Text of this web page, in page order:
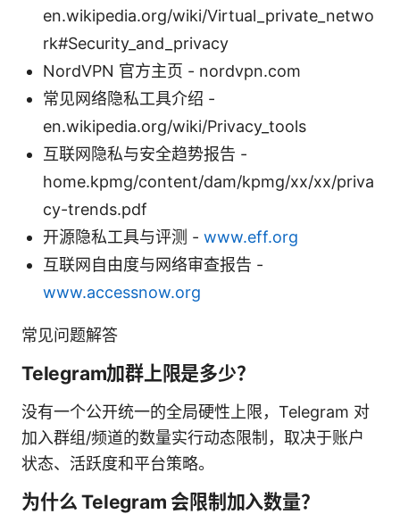
en.wikipedia.org/wiki/Virtual_private_netwo
rk#Security_and_privacy
NordVPN 官方主页 - nordvpn.com
常见网络隐私工具介绍 -
en.wikipedia.org/wiki/Privacy_tools
互联网隐私与安全趋势报告 -
home.kpmg/content/dam/kpmg/xx/xx/priva
cy-trends.pdf
开源隐私工具与评测 - www.eff.org
互联网自由度与网络审查报告 -
www.accessnow.org
常见问题解答
Telegram加群上限是多少？
没有一个公开统一的全局硬性上限，Telegram 对
加入群组/频道的数量实行动态限制，取决于账户
状态、活跃度和平台策略。
为什么 Telegram 会限制加入数量？